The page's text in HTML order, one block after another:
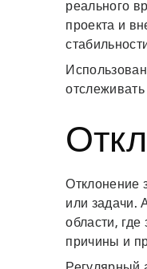
реального
проекта и
Отклонение
или задачи.
области,
причины и